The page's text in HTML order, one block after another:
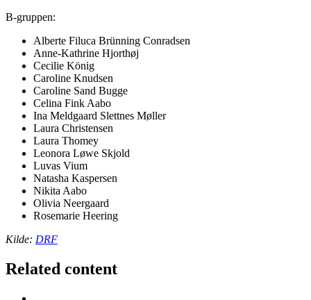
B-gruppen:
Alberte Filuca Brünning Conradsen
Anne-Kathrine Hjorthøj
Cecilie König
Caroline Knudsen
Caroline Sand Bugge
Celina Fink Aabo
Ina Meldgaard Slettnes Møller
Laura Christensen
Laura Thomey
Leonora Løwe Skjold
Luvas Vium
Natasha Kaspersen
Nikita Aabo
Olivia Neergaard
Rosemarie Heering
Kilde: DRF
Related content